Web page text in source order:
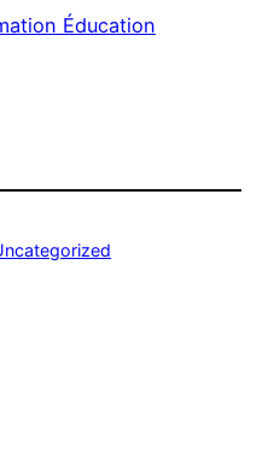
Éducation